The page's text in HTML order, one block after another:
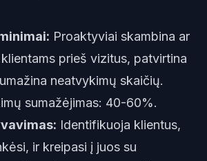
Proaktyviai skambina ar
prieš vizitus, patvirtina
neatvykimų skaičių.
sumažėjimas: 40-60%.
Identifikuoja klientus,
ir kreipasi į juos su